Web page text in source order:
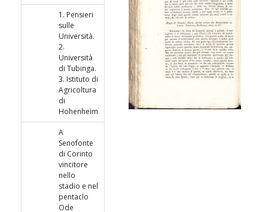
1. Pensieri
sulle
Università.
2.
Università
di Tubinga.
3. Istituto di
Agricoltura
di
Hohenheim
A
Senofonte
di Corinto
vincitore
nello
stadio e nel
pentaclo
Ode